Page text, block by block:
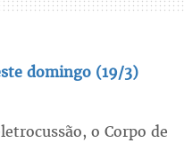
domingo (19/3)
o Corpo de